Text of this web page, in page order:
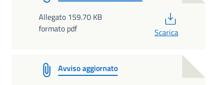
Allegato 159.70 KB
formato pdf
Scarica
Avviso aggiornato